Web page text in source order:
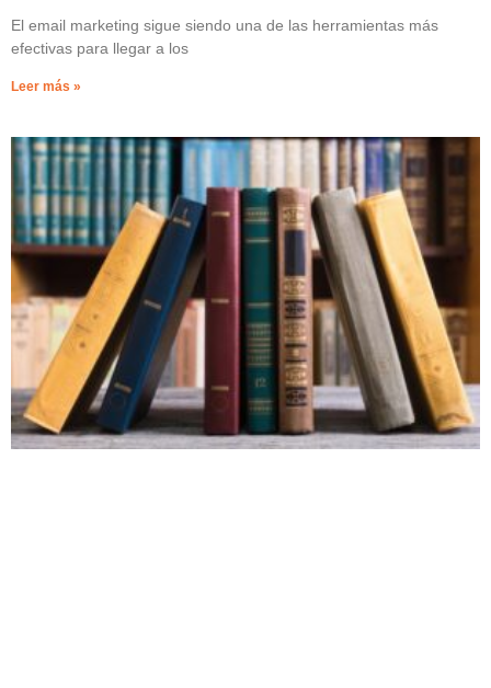
El email marketing sigue siendo una de las herramientas más
efectivas para llegar a los
Leer más »